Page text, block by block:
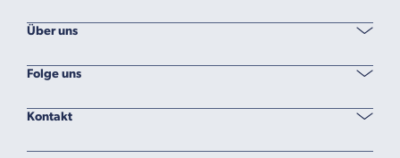
Über uns
Folge uns
Kontakt